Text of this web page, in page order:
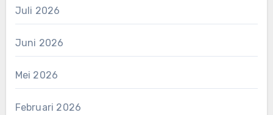
Juli 2026
Juni 2026
Mei 2026
Februari 2026